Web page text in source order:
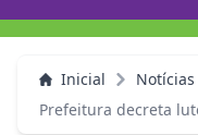
Inicial
Notícias
Prefeitura decreta